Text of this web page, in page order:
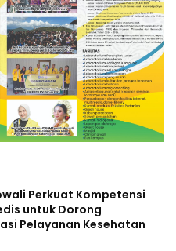
Perkuat Kompetensi
untuk Dorong
Pelayanan Kesehatan